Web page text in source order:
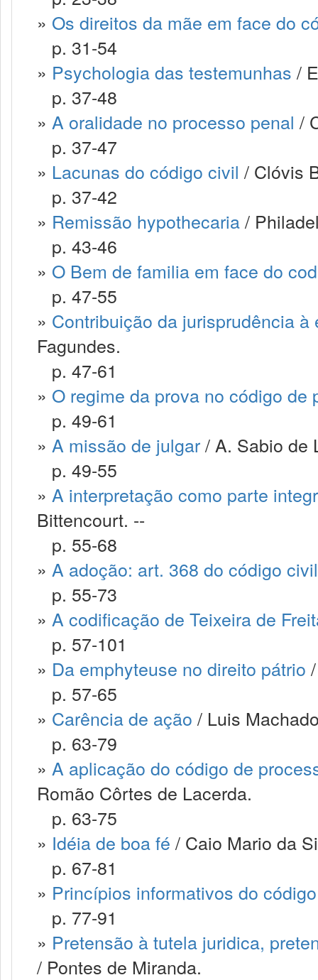
» Os direitos da mãe em face do
p. 31-54
» Psychologia das testemunhas /
p. 37-48
» A oralidade no processo penal /
p. 37-47
» Lacunas do código civil / Clóvis
p. 37-42
» Remissão hypothecaria/
p. 43-46
» O Bem de familia em face do
p. 47-55
» Contribuição da jurisprudência
Fagundes.
p. 47-61
» O regime da prova no código de
p. 49-61
» A missão de julgar/ A. Sabio de
p. 49-55
» A interpretação como parte
Bittencourt. --
p. 55-68
» A adoção: art. 368 do código civil
p. 55-73
» A codificação de Teixeira de
p. 57-101
» Da emphyteuse no direito pátrio
p. 57-65
» Carência de ação / Luis
p. 63-79
» A aplicação do código de
Romão Côrtes de Lacerda.
p. 63-75
» Idéia de boa fé / Caio Mario da
p. 67-81
» Princípios informativos do
p. 77-91
» Pretensão à tutela juridica,
/ Pontes de Miranda.